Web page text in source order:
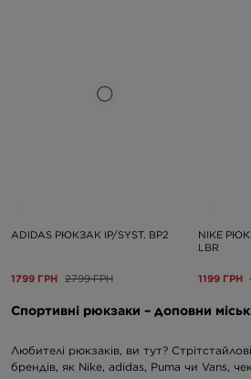
ADIDAS РЮКЗАК IP/SYST. BP2
1799 ГРН 2799 ГРН
NIKE
LBR
1199 ГРН
Спортивні рюкзаки – доповни
Любителі рюкзаків, ви тут?
брендів, як Nike, adidas, Puma чи Vans,